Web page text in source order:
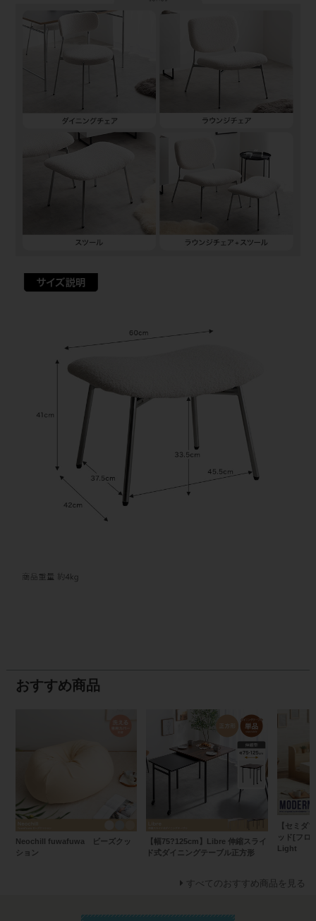
おすすめ商品
Neochill fuwafuwa ビーズクッ
ション
【幅75?125cm】Libre 伸縮スライ
ド式ダイニングテーブル正方形
【セミダ
ッド[フ
Light
すべてのおすすめ商品を見る